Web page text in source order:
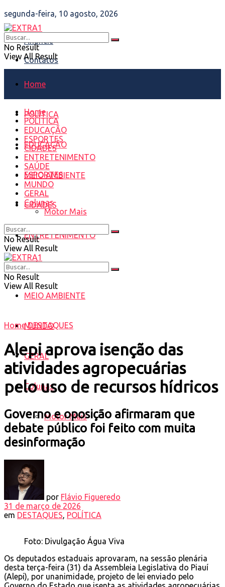
segunda-feira, 10 agosto, 2026
Anuncie
Contatos
No Result
View All Result
Home
POLÍTICA
EDUCAÇÃO
ESPORTES
CIDADES
ENTRETENIMENTO
SAÚDE
MEIO AMBIENTE
MUNDO
GERAL
Colunas
Motor Mais
Home
POLÍTICA
EDUCAÇÃO
ESPORTES
CIDADES
ENTRETENIMENTO
SAÚDE
MEIO AMBIENTE
MUNDO
GERAL
Colunas
Motor Mais
No Result
View All Result
No Result
View All Result
Home DESTAQUES
Alepi aprova isenção das
atividades agropecuárias
pelo uso de recursos hídricos
Governo e oposição afirmaram que
debate público foi feito com muita
desinformação
por Flávio Figueredo
31 de março de 2026
em DESTAQUES, POLÍTICA
Foto: Divulgação Água Viva
Os deputados estaduais aprovaram, na sessão plenária
desta terça-feira (31) da Assembleia Legislativa do Piauí
(Alepi), por unanimidade, projeto de lei enviado pelo